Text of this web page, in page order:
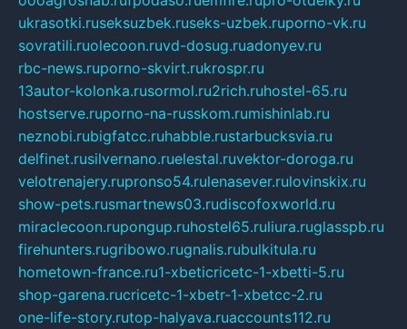
ukrasotki.ruseksuzbek.ruseks-uzbek.ruporno-vk.ru
sovratili.ruolecoon.ruvd-dosug.ruadonyev.ru
rbc-news.ruporno-skvirt.rukrospr.ru
13autor-kolonka.rusormol.ru2rich.ruhostel-65.ru
hostserve.ruporno-na-russkom.rumishinlab.ru
neznobi.rubigfatcc.ruhabble.rustarbucksvia.ru
delfinet.rusilvernano.ruelestal.ruvektor-doroga.ru
velotrenajery.rupronso54.rulenasever.rulovinskix.ru
show-pets.rusmartnews03.rudiscofoxworld.ru
miraclecoon.rupongup.ruhostel65.ruliura.ruglasspb.ru
firehunters.rugribowo.rugnalis.rubulkitula.ru
hometown-france.ru1-xbeticricetc-1-xbetti-5.ru
shop-garena.rucricetc-1-xbetr-1-xbetcc-2.ru
one-life-story.rutop-halyava.ruaccounts112.ru